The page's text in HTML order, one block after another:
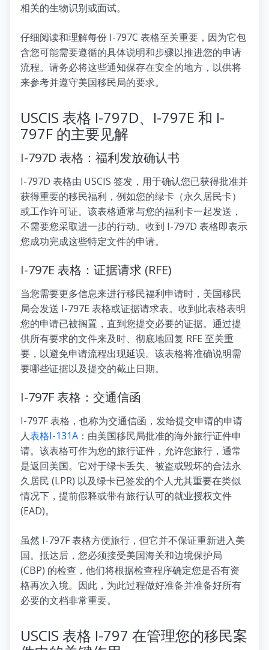
相关的生物识别或面试。
仔细阅读和理解每份 I-797C 表格至关重要，因为它包
含您可能需要遵循的具体说明和步骤以推进您的申请
流程。请务必将这些通知保存在安全的地方，以供将
来参考并遵守美国移民局的要求。
USCIS 表格 I-797D、I-797E 和 I-
797F 的主要见解
I-797D 表格：福利发放确认书
I-797D 表格由 USCIS 签发，用于确认您已获得批准并
获得重要的移民福利，例如您的绿卡（永久居民卡）
或工作许可证。该表格通常与您的福利卡一起发送，
不需要您采取进一步的行动。收到 I-797D 表格即表示
您成功完成这些特定文件的申请。
I-797E 表格：证据请求 (RFE)
当您需要更多信息来进行移民福利申请时，美国移民
局会发送 I-797E 表格或证据请求表。收到此表格表明
您的申请已被搁置，直到您提交必要的证据。通过提
供所有要求的文件来及时、彻底地回复 RFE 至关重
要，以避免申请流程出现延误。该表格将准确说明需
要哪些证据以及提交的截止日期。
I-797F 表格：交通信函
I-797F 表格，也称为交通信函，发给提交申请的申请
人表格I-131A ：由美国移民局批准的海外旅行证件申
请。该表格可作为您的旅行证件，允许您旅行，通常
是返回美国。它对于绿卡丢失、被盗或毁坏的合法永
久居民 (LPR) 以及绿卡已签发的个人尤其重要在类似
情况下，提前假释或带有旅行认可的就业授权文件
(EAD)。
虽然 I-797F 表格方便旅行，但它并不保证重新进入美
国。抵达后，您必须接受美国海关和边境保护局
(CBP) 的检查，他们将根据检查程序确定您是否有资
格再次入境。因此，为此过程做好准备并准备好所有
必要的文档非常重要。
USCIS 表格 I-797 在管理您的移民案